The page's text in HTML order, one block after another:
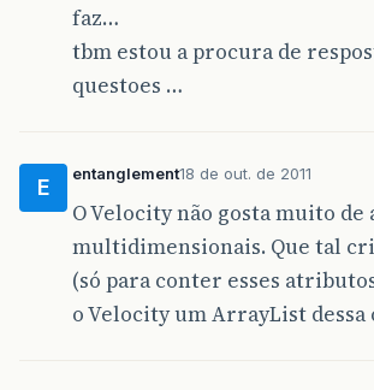
faz…
tbm estou a procura de
questoes …
E
entanglement18 de out. de 2011
O Velocity não gosta muito de
multidimensionais. Que tal
(só para conter esses
o Velocity um ArrayList dessa